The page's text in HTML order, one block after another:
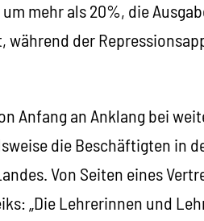
mehr als 20%, die
während der
Anfang an Anklang bei
die Beschäftigten in
Von Seiten eines
„Die Lehrerinnen und